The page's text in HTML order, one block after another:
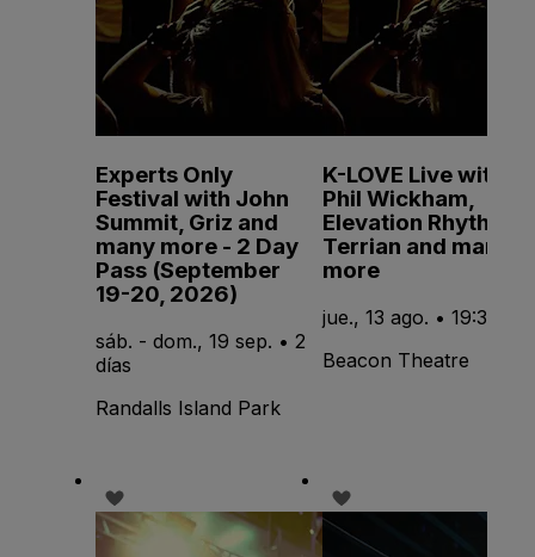
Experts Only
Festival with John
Summit, Griz and
many more - 2 Day
Pass (September
19-20, 2026)
sáb. - dom., 19 sep. • 2
días
Randalls Island Park
K-LOVE Live with
Phil Wickham,
Elevation Rhythm,
Terrian and many
more
jue., 13 ago. • 19:30
Beacon Theatre